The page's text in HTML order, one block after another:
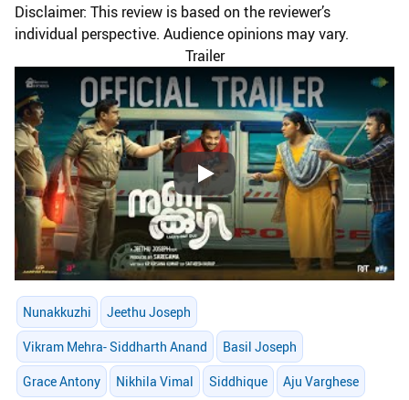
Disclaimer: This review is based on the reviewer’s
individual perspective. Audience opinions may vary.
Trailer
Play
Nunakkuzhi Jeethu Joseph
Vikram Mehra- Siddharth Anand Basil Joseph
Grace Antony Nikhila Vimal Siddhique Aju Varghese